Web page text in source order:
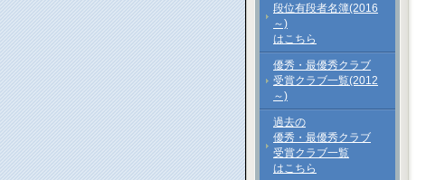
段位有段者名簿(2016
～)
はこちら
優秀・最優秀クラブ
受賞クラブ一覧(2012
～)
過去の
優秀・最優秀クラブ
受賞クラブ一覧
はこちら